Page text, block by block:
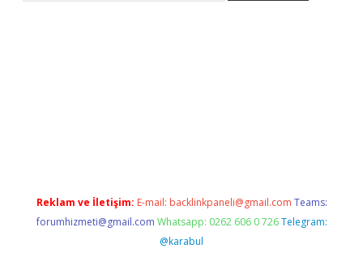
Reklam ve İletişim: E-mail: backlinkpaneli@gmail.com Teams:
forumhizmeti@gmail.com Whatsapp: 0262 606 0 726 Telegram:
@karabul